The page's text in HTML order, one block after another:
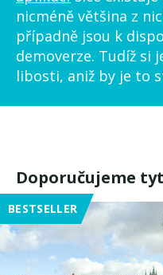
nicméně většina z
případně jsou k
demoverze. Tudíž si
libosti, aniž by je to
Doporučujeme
BESTSELLER